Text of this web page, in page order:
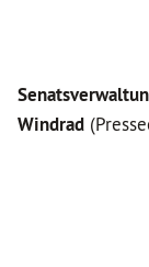
Windrad